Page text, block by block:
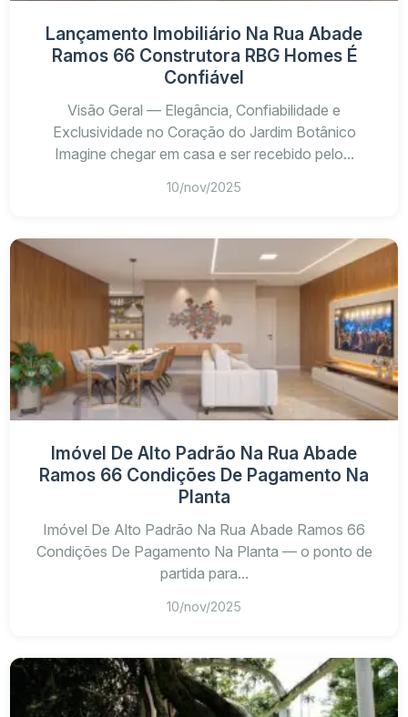
Lançamento Imobiliário Na Rua Abade
Ramos 66 Construtora RBG Homes É
Confiável
Visão Geral — Elegância, Confiabilidade e
Exclusividade no Coração do Jardim Botânico
Imagine chegar em casa e ser recebido pelo...
10/nov/2025
Imóvel De Alto Padrão Na Rua Abade
Ramos 66 Condições De Pagamento Na
Planta
Imóvel De Alto Padrão Na Rua Abade Ramos 66
Condições De Pagamento Na Planta — o ponto de
partida para...
10/nov/2025